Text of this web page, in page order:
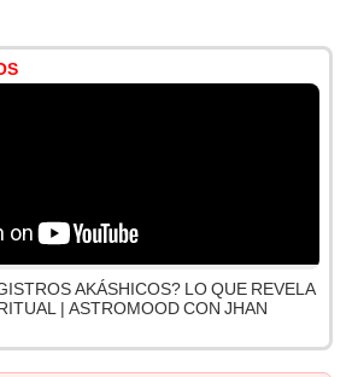
AKÁSHICOS? LO QUE REVELA
| ASTROMOOD CON JHAN